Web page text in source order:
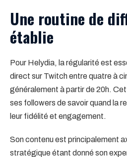
Une routine de
établie
Pour Helydia, la régularité est
direct sur Twitch entre quatre à
généralement à partir de 20h.
ses followers de savoir quand la
leur fidélité et engagement.
Son contenu est principalement
stratégique étant donné son